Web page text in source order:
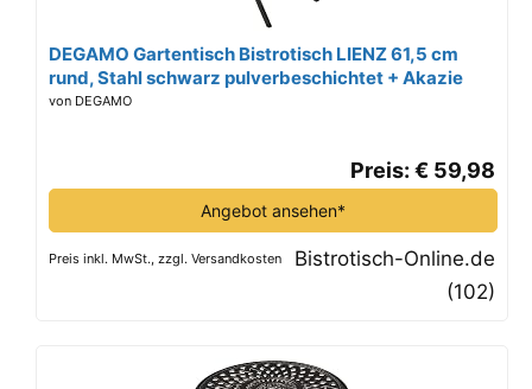
DEGAMO Gartentisch Bistrotisch LIENZ 61,5 cm
rund, Stahl schwarz pulverbeschichtet + Akazie
geölt
von DEGAMO
Preis: € 59,98
Angebot ansehen*
Preis inkl. MwSt., zzgl. Versandkosten
Bistrotisch-Online.de
(102)